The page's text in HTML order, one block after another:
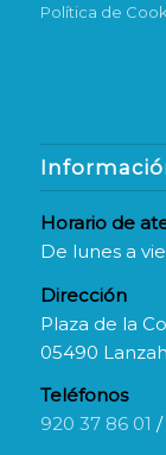
Política de
Horario de
De lunes a
Dirección
Plaza de la
05490
Teléfonos
920 37 86 01 /